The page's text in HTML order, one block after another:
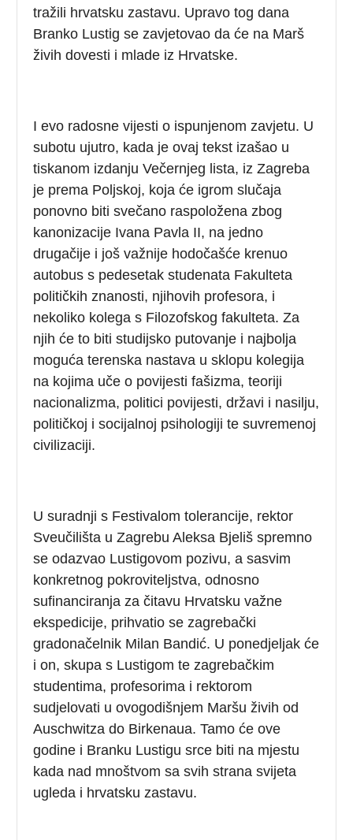
tražili hrvatsku zastavu. Upravo tog dana
Branko Lustig se zavjetovao da će na Marš
živih dovesti i mlade iz Hrvatske.
I evo radosne vijesti o ispunjenom zavjetu. U
subotu ujutro, kada je ovaj tekst izašao u
tiskanom izdanju Večernjeg lista, iz Zagreba
je prema Poljskoj, koja će igrom slučaja
ponovno biti svečano raspoložena zbog
kanonizacije Ivana Pavla II, na jedno
drugačije i još važnije hodočašće krenuo
autobus s pedesetak studenata Fakulteta
političkih znanosti, njihovih profesora, i
nekoliko kolega s Filozofskog fakulteta. Za
njih će to biti studijsko putovanje i najbolja
moguća terenska nastava u sklopu kolegija
na kojima uče o povijesti fašizma, teoriji
nacionalizma, politici povijesti, državi i nasilju,
političkoj i socijalnoj psihologiji te suvremenoj
civilizaciji.
U suradnji s Festivalom tolerancije, rektor
Sveučilišta u Zagrebu Aleksa Bjeliš spremno
se odazvao Lustigovom pozivu, a sasvim
konkretnog pokroviteljstva, odnosno
sufinanciranja za čitavu Hrvatsku važne
ekspedicije, prihvatio se zagrebački
gradonačelnik Milan Bandić. U ponedjeljak će
i on, skupa s Lustigom te zagrebačkim
studentima, profesorima i rektorom
sudjelovati u ovogodišnjem Maršu živih od
Auschwitza do Birkenaua. Tamo će ove
godine i Branku Lustigu srce biti na mjestu
kada nad mnoštvom sa svih strana svijeta
ugleda i hrvatsku zastavu.